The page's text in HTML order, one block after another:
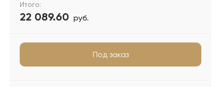
Итого:
22 089.60 руб.
Под заказ